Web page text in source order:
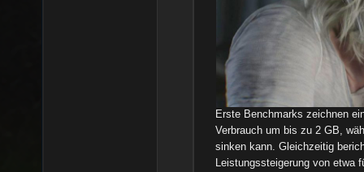
Erste Benchmarks zeichnen
Verbrauch um bis zu 2 GB,
sinken kann. Gleichzeitig
Leistungssteigerung von etwa